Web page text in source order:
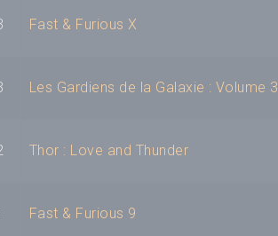
Fast & Furious X
Les Gardiens de la Galaxie : Volume 3
Thor : Love and Thunder
Fast & Furious 9